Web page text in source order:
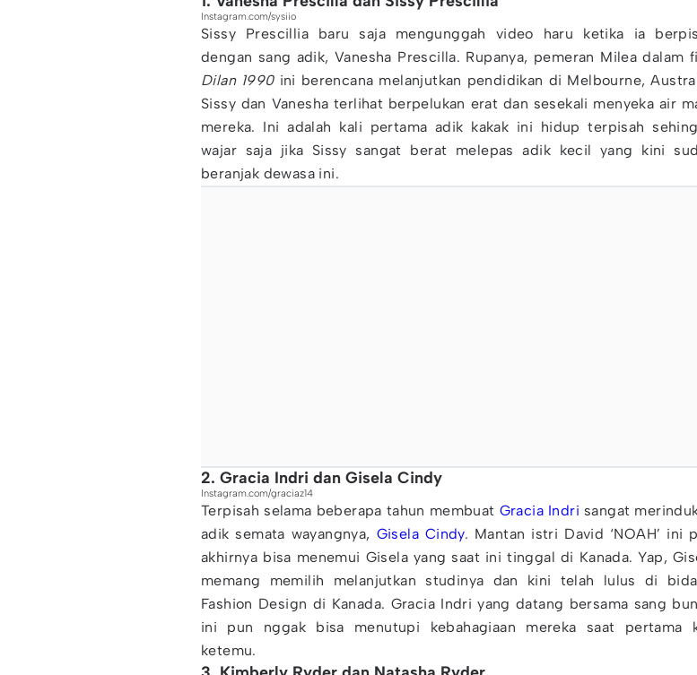
Instagram.com/sysiio
Sissy Prescillia baru saja mengunggah video haru ketika ia
dengan sang adik, Vanesha Prescilla. Rupanya, pemeran Milea dalam
Dilan 1990ini berencana melanjutkan pendidikan di Melbourne,
Sissy dan Vanesha terlihat berpelukan erat dan sesekali menyeka air
mereka. Ini adalah kali pertama adik kakak ini hidup terpisah
wajar saja jika Sissy sangat berat melepas adik kecil yang kini
beranjak dewasa ini.
2. Gracia Indri dan Gisela Cindy
Instagram.com/graciaz14
Terpisah selama beberapa tahun membuat Gracia Indri sangat
adik semata wayangnya, Gisela Cindy. Mantan istri David ‘NOAH’ ini
akhirnya bisa menemui Gisela yang saat ini tinggal di Kanada. Yap,
memang memilih melanjutkan studinya dan kini telah lulus di
Fashion Design di Kanada. Gracia Indri yang datang bersama sang
ini pun nggak bisa menutupi kebahagiaan mereka saat pertama
ketemu.